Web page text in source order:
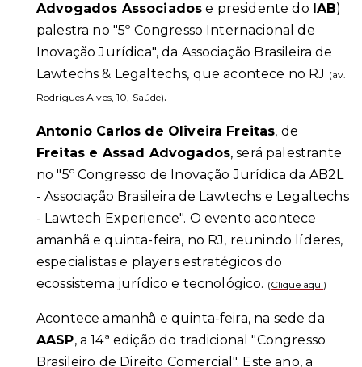
Advogados Associados e presidente do IAB)
palestra no "5º Congresso Internacional de
Inovação Jurídica", da Associação Brasileira de
Lawtechs & Legaltechs, que acontece no RJ (av.
Rodrigues Alves, 10, Saúde).
Antonio Carlos de Oliveira Freitas, de
Freitas e Assad Advogados, será palestrante
no "5º Congresso de Inovação Jurídica da AB2L
- Associação Brasileira de Lawtechs e Legaltechs
- Lawtech Experience". O evento acontece
amanhã e quinta-feira, no RJ, reunindo líderes,
especialistas e players estratégicos do
ecossistema jurídico e tecnológico. (Clique aqui)
Acontece amanhã e quinta-feira, na sede da
AASP, a 14ª edição do tradicional "Congresso
Brasileiro de Direito Comercial". Este ano, a